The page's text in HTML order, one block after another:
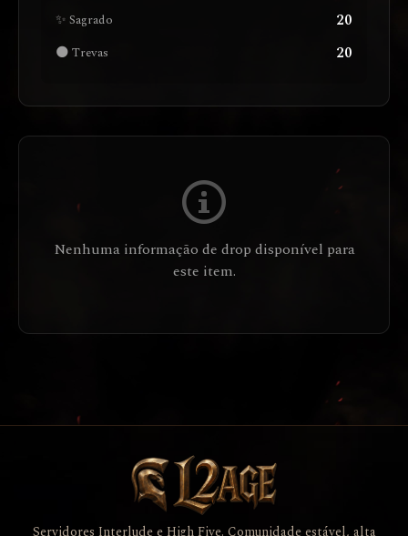
✨ Sagrado 20
🌑 Trevas 20
Nenhuma informação de drop disponível para
este item.